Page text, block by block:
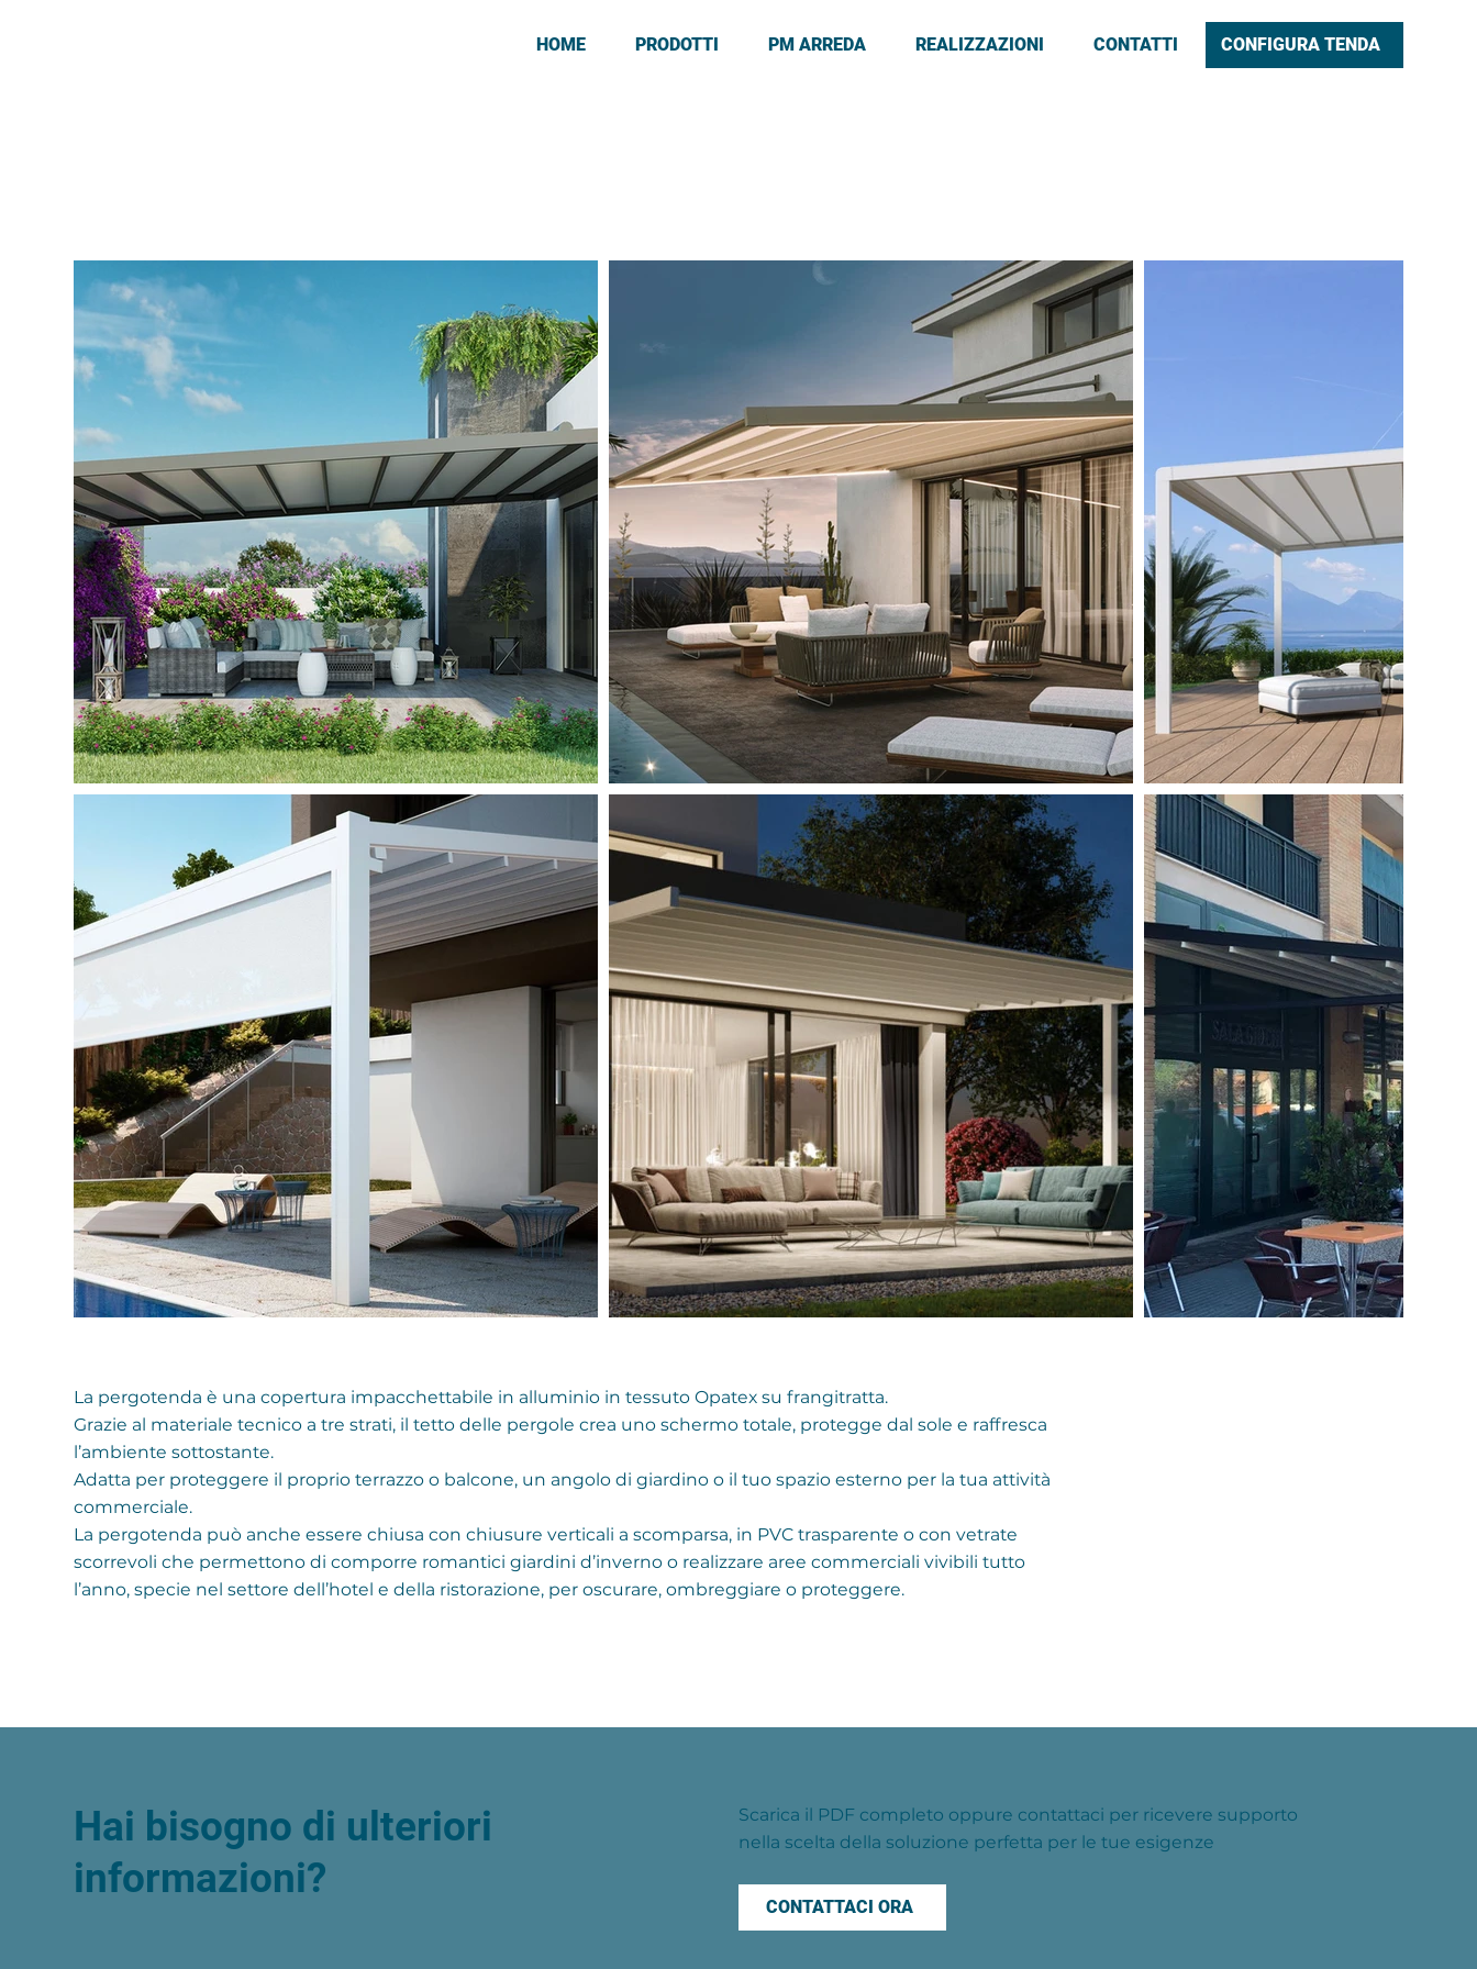
HOME PRODOTTI PM ARREDA REALIZZAZIONI CONTATTI CONFIGURA TENDA
La pergotenda è una copertura impacchettabile in alluminio in tessuto Opatex su frangitratta.
Grazie al materiale tecnico a tre strati, il tetto delle pergole crea uno schermo totale, protegge dal sole e raffresca
l’ambiente sottostante.
Adatta per proteggere il proprio terrazzo o balcone, un angolo di giardino o il tuo spazio esterno per la tua attività
commerciale.
La pergotenda può anche essere chiusa con chiusure verticali a scomparsa, in PVC trasparente o con vetrate
scorrevoli che permettono di comporre romantici giardini d’inverno o realizzare aree commerciali vivibili tutto
l’anno, specie nel settore dell’hotel e della ristorazione, per oscurare, ombreggiare o proteggere.
Hai bisogno di ulteriori
informazioni?
Scarica il PDF completo oppure contattaci per ricevere supporto
nella scelta della soluzione perfetta per le tue esigenze
CONTATTACI ORA